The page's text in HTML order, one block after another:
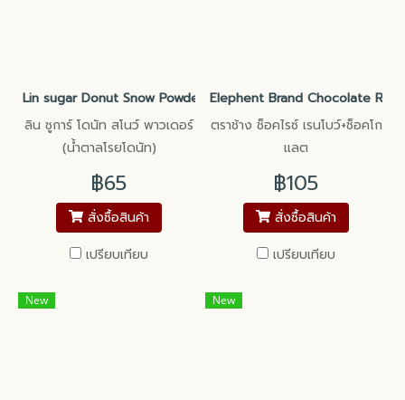
Lin sugar Donut Snow Powder
ลิน ชูการ์ โดนัท สโนว์ พาวเดอร์
(น้ำตาลโรยโดนัท)
฿65
สั่งซื้อสินค้า
เปรียบเทียบ
Elephent Brand Chocolate Rice
ตราช้าง ช็อคไรซ์ เรนโบว์+ช็อคโก
แลต
฿105
สั่งซื้อสินค้า
เปรียบเทียบ
New New